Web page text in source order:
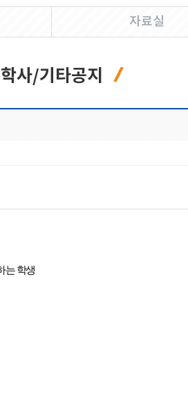
자료실
학사/기타공지
는 학생